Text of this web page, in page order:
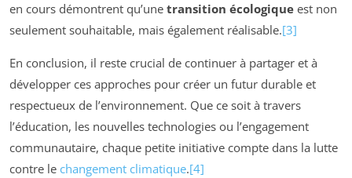
en cours démontrent qu’une transition écologique est non
seulement souhaitable, mais également réalisable.[3]
En conclusion, il reste crucial de continuer à partager et à
développer ces approches pour créer un futur durable et
respectueux de l’environnement. Que ce soit à travers
l’éducation, les nouvelles technologies ou l’engagement
communautaire, chaque petite initiative compte dans la lutte
contre le changement climatique.[4]